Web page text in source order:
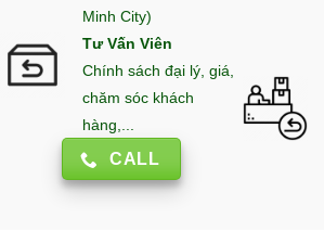
Minh City)
Tư Vấn Viên
Chính sách đại lý, giá,
chăm sóc khách
hàng,...
CALL